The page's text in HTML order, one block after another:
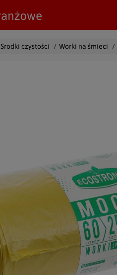
Wielobranżowe
Środki czystości / Worki na śmieci /